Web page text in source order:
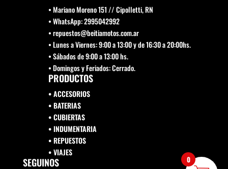
• Mariano Moreno 151 // Cipolletti, RN
• WhatsApp: 2995042992
• repuestos@beitiamotos.com.ar
• Lunes a Viernes: 9:00 a 13:00 y de 16:30 a 20:00hs.
• Sábados de 9:00 a 13:00 hs.
• Domingos y Feriados: Cerrado.
PRODUCTOS
• ACCESORIOS
• BATERIAS
• CUBIERTAS
• INDUMENTARIA
• REPUESTOS
•VIAJES
SEGUINOS 0